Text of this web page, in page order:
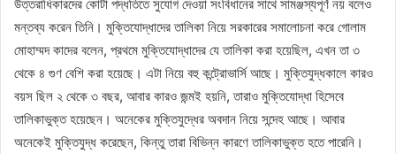
উত্তরাধিকারদের কোটা পদ্ধতিতে সুযোগ দেওয়া সংবিধানের সাথে সামঞ্জস্যপূর্ণ নয় বলেও
মন্তব্য করেন তিনি। মুক্তিযোদ্ধাদের তালিকা নিয়ে সরকারের সমালোচনা করে গোলাম
মোহাম্মদ কাদের বলেন, প্রথমে মুক্তিযোদ্ধাদের যে তালিকা করা হয়েছিল, এখন তা ৩
থেকে ৪ গুণ বেশি করা হয়েছে। এটা নিয়ে বহু কন্ট্রোভার্সি আছে। মুক্তিযুদ্ধকালে কারও
বয়স ছিল ২ থেকে ৩ বছর, আবার কারও জন্মই হয়নি, তারাও মুক্তিযোদ্ধা হিসেবে
তালিকাভুক্ত হয়েছেন। অনেকের মুক্তিযুদ্ধের অবদান নিয়ে সন্দেহ আছে। আবার
অনেকেই মুক্তিযুদ্ধ করেছেন, কিন্তু তারা বিভিন্ন কারণে তালিকাভুক্ত হতে পারেনি।